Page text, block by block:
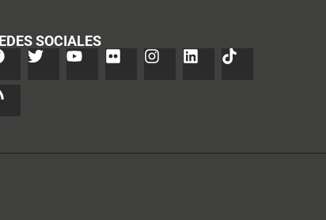
SOCIALES